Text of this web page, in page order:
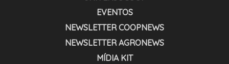
EVENTOS
NEWSLETTER COOPNEWS
NEWSLETTER AGRONEWS
MÍDIA KIT